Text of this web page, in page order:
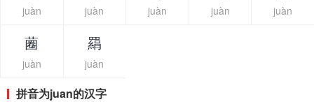
juàn juàn juàn juàn juàn
蔨
juàn
羂
juàn
拼音为juan的汉字